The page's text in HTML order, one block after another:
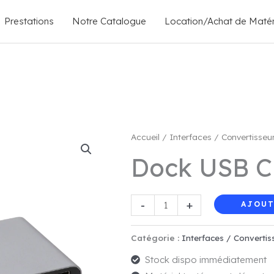
Prestations Notre Catalogue Location/Achat de
Accueil / Interfaces /
Dock USB
-
quantité
de
Dock
C
+
Catégorie : Interfaces /
Stock dispo immédiatement